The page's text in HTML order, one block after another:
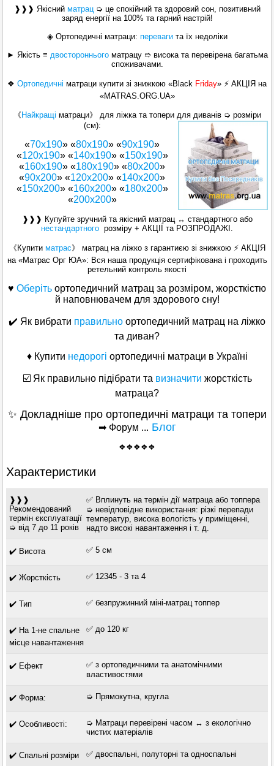
❱❱❱ Якісний матрац➭ це спокійний та здоровий сон, позитивний
заряд енергії на 100% та гарний настрій!
◈ Ортопедичні матраци: перевагита їх недоліки
► Якість ≡ двосторонньогоматрацу ➱ висока та перевірена багатьма
споживачами.
❖ Ортопедичні матраци купити зі знижкою «Black Friday» ⚡ АКЦІЯ на
«MATRAS.ORG.UA»
《 Найкращі матраци》 для ліжка та топери для диванів ➭ розміри
(см):
«70х190» «80х190» «90х190»
«120x190» «140х190» «150x190»
«160x190» «180x190» «80x200»
«90x200» «120x200» «140x200»
«150x200» «160х200» «180х200»
«200x200»
❱❱❱ Купуйте зручний та якісний матрац ↔ стандартного або
нестандартного розміру + АКЦІЇ та РОЗПРОДАЖІ.
《Купити матрас》 матрац на ліжко з гарантиєю зі знижкою ⚡ АКЦІЯ
на «Матраc Орг ЮА»: Вся наша продукція сертифікована і проходить
ретельний контроль якості
♥ Оберіть ортопедичний матрац за розміром, жорсткістю
й наповнювачем для здорового сну!
✔️ Як вибрати правильно ортопедичний матрац на ліжко
та диван?
♦ Купити недорогі ортопедичні матраци в Україні
☑️ Як правильно підібрати та визначити жорсткість
матраца?
✨ Докладніше про ортопедичні матраци та топери
➡ Форум ... Блог
❖❖❖❖❖
Характеристики
❱❱❱
Рекомендований
термін єксплуатації
➭ від 7 до 11 років
✅ Вплинуть на термін дії матраца або топпера
➭ невідповідне використання: різкі перепади
температур, висока вологість у приміщенні,
надто високі навантаження і т. д.
✔️ Висота ✅ 5 см
✔️ Жорсткість ✅ 12345 - 3 та 4
✔️ Тип ✅ безпружинний міні-матрац топпер
✔️ На 1-не спальне
місце навантаження
✅ до 120 кг
✔️ Ефект
✅ з ортопедичними та анатомічними
властивостями
✔️ Форма: ➭ Прямокутна, кругла
✔️ Особливості:
➭ Матраци перевірені часом ↔ з екологічно
чистих матеріалів
✔️ Спальні розміри ✅ двоспальні, полуторні та односпальні